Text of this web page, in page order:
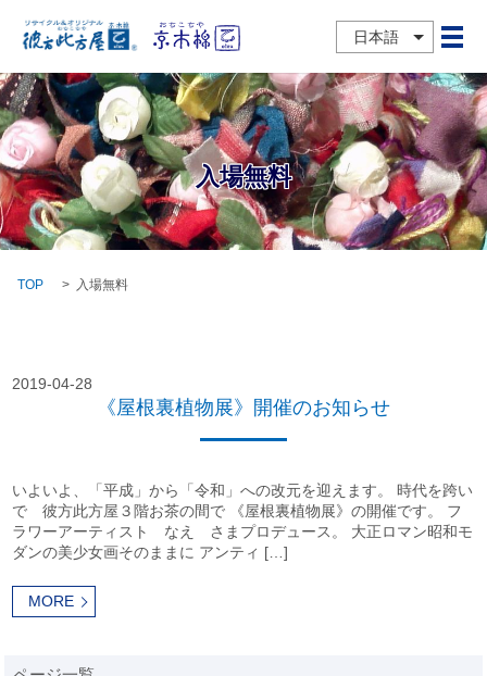
日本語 メ
入場無料
TOP 入場無料
2019-04-28
《屋根裏植物展》開催のお知らせ
いよいよ、「平成」から「令和」への改元を迎えます。 時代を跨い
で 彼方此方屋３階お茶の間で 《屋根裏植物展》の開催です。 フ
ラワーアーティスト なえ さまプロデュース。 大正ロマン昭和モ
ダンの美少女画そのままに アンティ […]
MORE